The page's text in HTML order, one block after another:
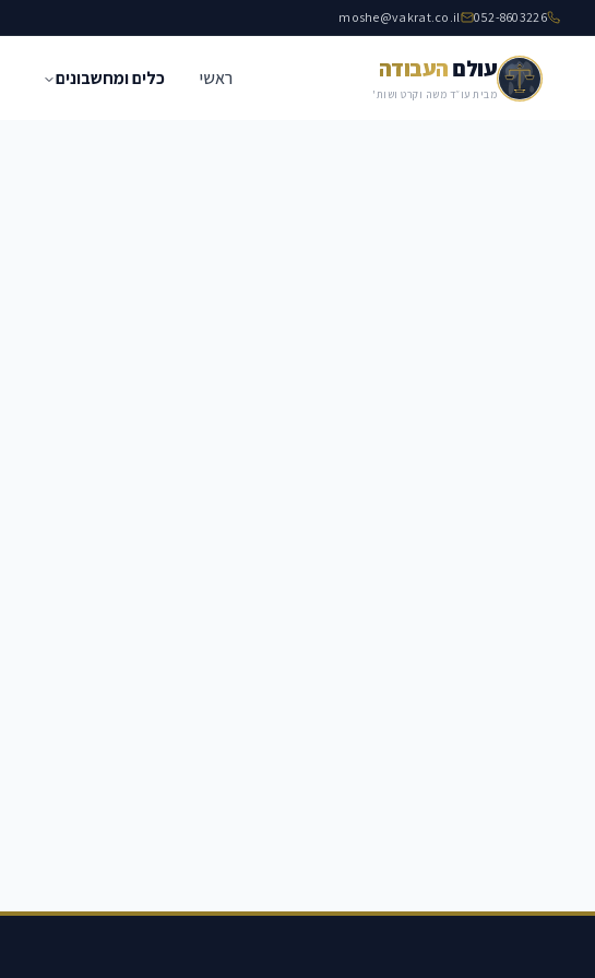
052-8603226
moshe@vakrat.co.il
עולםהעבודה
מבית עו״ד משה וקרט ושות'
ראשי כלים ומחשבונים